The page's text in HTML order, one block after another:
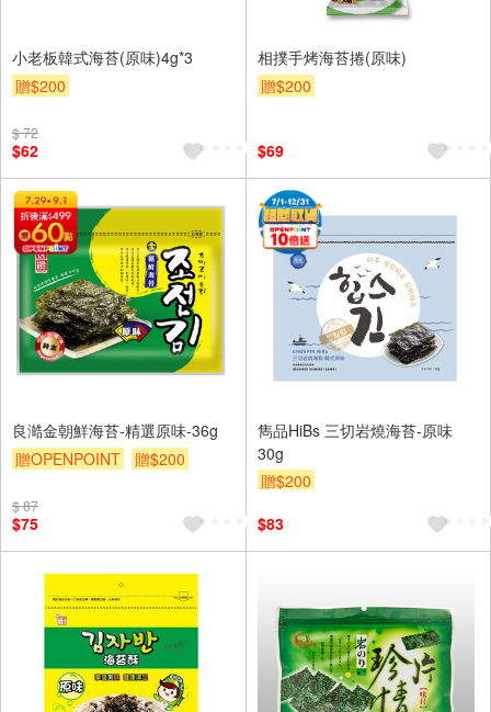
小老板韓式海苔(原味)4g*3
贈$200
$ 72
$62
相撲手烤海苔捲(原味)
贈$200
$69
良澔金朝鮮海苔-精選原味-36g
贈OPENPOINT
贈$200
$ 87
$75
雋品HiBs 三切岩燒海苔-原味
30g
贈$200
$83